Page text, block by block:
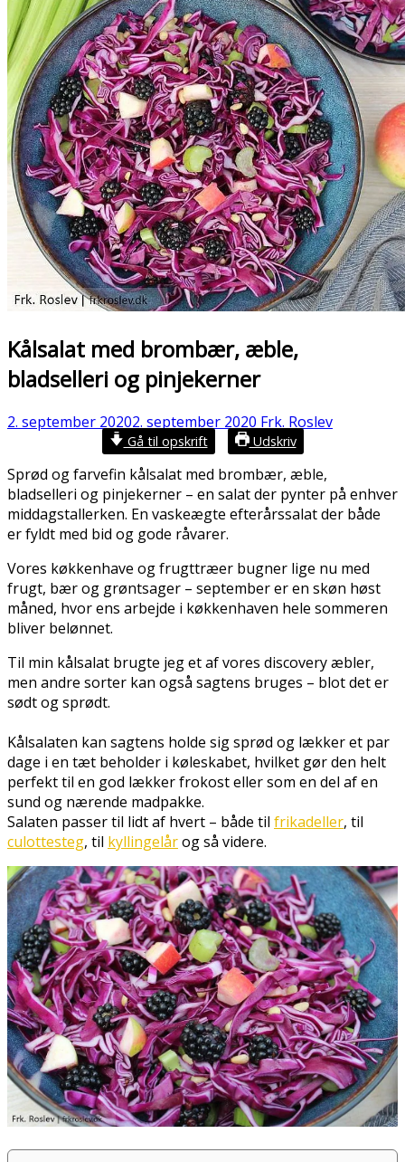
Kålsalat med brombær, æble,
bladselleri og pinjekerner
2. september 20202. september 2020 Frk. Roslev
Gå til opskrift Udskriv
Sprød og farvefin kålsalat med brombær, æble,
bladselleri og pinjekerner – en salat der pynter på enhver
middagstallerken. En vaskeægte efterårssalat der både
er fyldt med bid og gode råvarer.
Vores køkkenhave og frugttræer bugner lige nu med
frugt, bær og grøntsager – september er en skøn høst
måned, hvor ens arbejde i køkkenhaven hele sommeren
bliver belønnet.
Til min kålsalat brugte jeg et af vores discovery æbler,
men andre sorter kan også sagtens bruges – blot det er
sødt og sprødt.
Kålsalaten kan sagtens holde sig sprød og lækker et par
dage i en tæt beholder i køleskabet, hvilket gør den helt
perfekt til en god lækker frokost eller som en del af en
sund og nærende madpakke.
Salaten passer til lidt af hvert – både til frikadeller, til
culottesteg, til kyllingelårog så videre.